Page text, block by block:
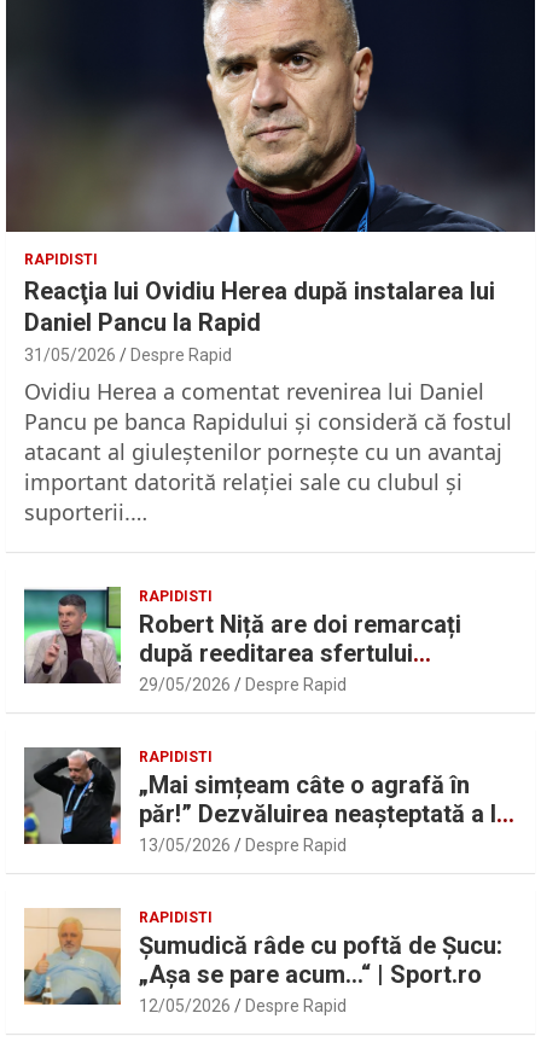
RAPIDISTI
Reacţia lui Ovidiu Herea după instalarea lui
Daniel Pancu la Rapid
31/05/2026 Despre Rapid
Ovidiu Herea a comentat revenirea lui Daniel
Pancu pe banca Rapidului şi consideră că fostul
atacant al giuleştenilor porneşte cu un avantaj
important datorită relaţiei sale cu clubul şi
suporterii.…
RAPIDISTI
Robert Niță are doi remarcați
după reeditarea sfertului
UEFAntastic: „Lideri în teren” |
Sport.ro
29/05/2026 Despre Rapid
RAPIDISTI
„Mai simțeam câte o agrafă în
păr!” Dezvăluirea neașteptată a lui
Marius Șumudică despre Daniel
Pancu
13/05/2026 Despre Rapid
RAPIDISTI
Șumudică râde cu poftă de Șucu:
„Așa se pare acum…“ | Sport.ro
12/05/2026 Despre Rapid